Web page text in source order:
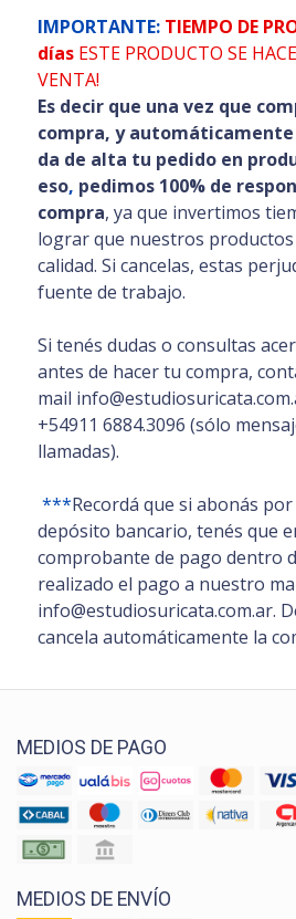
IMPORTANTE: TIEMPO DE
días ESTE PRODUCTO SE
VENTA!
Es decir que una vez que
compra, y
da de alta tu pedido en
eso, pedimos 100% de
compra, ya que invertimos
lograr que nuestros
calidad. Si cancelas, estas
fuente de trabajo.
Si tenés dudas o consultas
antes de hacer tu compra,
mail
+54911 6884.3096 (sólo
llamadas).
***Recordá que si abonás
depósito bancario, tenés que
comprobante de pago dentro
realizado el pago a nuestro
info@estudiosuricata.com.ar.
cancela automáticamente la
MEDIOS DE PAGO
MEDIOS DE ENVÍO